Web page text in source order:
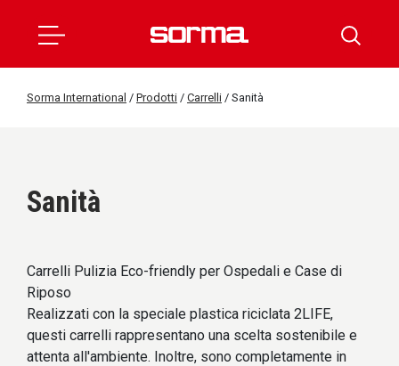
Sorma International / Prodotti / Carrelli / Sanità
Sanità
Carrelli Pulizia Eco-friendly per Ospedali e Case di
Riposo
Realizzati con la speciale plastica riciclata 2LIFE,
questi carrelli rappresentano una scelta sostenibile e
attenta all'ambiente. Inoltre, sono completamente in